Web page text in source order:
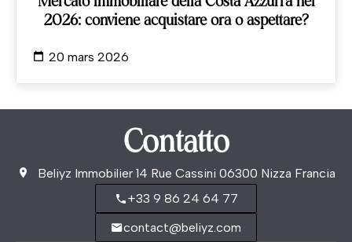
2026: conviene acquistare ora o aspettare?
20 mars 2026
Contatto
Beliyz Immobilier14 Rue Cassini 06300 Nizza Francia
+33 9 86 24 64 77
contact@beliyz.com